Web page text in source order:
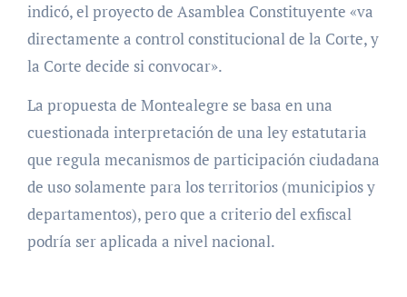
indicó, el proyecto de Asamblea Constituyente «va
directamente a control constitucional de la Corte, y
la Corte decide si convocar».
La propuesta de Montealegre se basa en una
cuestionada interpretación de una ley estatutaria
que regula mecanismos de participación ciudadana
de uso solamente para los territorios (municipios y
departamentos), pero que a criterio del exfiscal
podría ser aplicada a nivel nacional.